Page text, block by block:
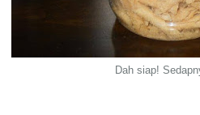
Dah siap!